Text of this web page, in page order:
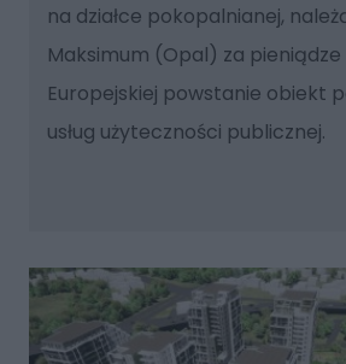
na działce pokopalnianej,
Maksimum (Opal) za pieniądze
Europejskiej powstanie obiekt
usług użyteczności publicznej.